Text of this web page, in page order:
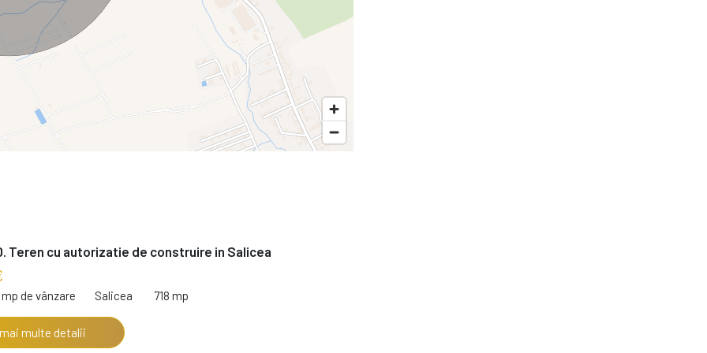
Teren cu autorizatie de construire in Salicea
mp de vânzare Salicea 718 mp
multe detalii